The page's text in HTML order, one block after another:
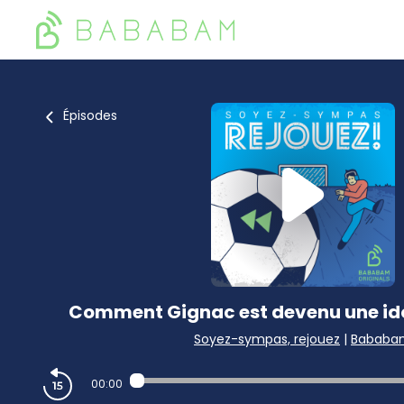
Épisodes
Comment Gignac est devenu une
Soyez-sympas, rejouez |
00:00